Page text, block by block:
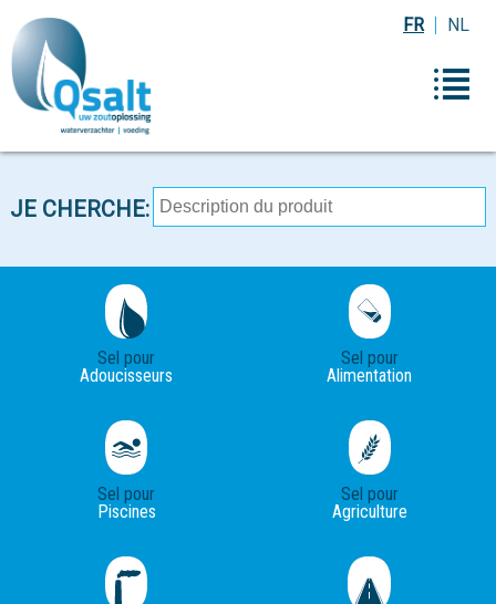
NL
FR
JE CHERCHE:
Sel pour
Adoucisseurs
Sel pour
Alimentation
Sel pour
Piscines
Sel pour
Agriculture